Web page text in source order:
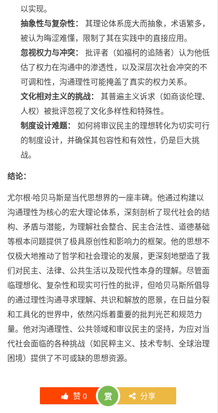
以实现。
抽象性与复杂性：
其理论体系庞大而抽象，术语繁多，
被认为晦涩难懂，限制了其在实践中的直接应用。
忽视权力与冲突：
批评者（如福柯的追随者）认为他低
估了权力在沟通中的渗透性，以及深层次社会冲突的不
可调和性，沟通理性可能掩盖了真实的权力关系。
文化相对主义的挑战：
其普遍主义诉求（如商谈伦理、
人权）被批评忽视了文化多样性和特殊性。
制度设计难题：
如何将审议民主的理想转化为切实可行
的制度设计，并确保其包容性和有效性，仍是巨大挑
战。
结论：
尤尔根·哈贝马斯是当代思想界的一座丰碑。他通过构建以
沟通理性为核心的宏大理论体系，深刻剖析了现代社会的结
构、矛盾与潜能，为理解社会整合、民主合法性、道德基础
等根本问题提供了极具原创性和影响力的框架。他的思想不
仅极大地推动了哲学和社会理论的发展，更深刻地塑造了我
们对民主、法律、公共生活以及现代性本身的理解。尽管面
临理想化、复杂性和现实可行性的批评，但哈贝马斯所倡导
的通过理性沟通寻求理解、共识和解放的愿景，在日益分裂
和工具化的世界中，依然闪烁着重要的批判光芒和规范力
量。他对沟通理性、公共领域和审议民主的坚持，为应对当
代社会面临的各种挑战（如民粹主义、技术专制、全球治理
困境）提供了不可或缺的思想资源。
赞0 赏 分享